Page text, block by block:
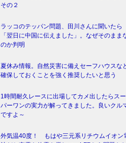
その２
ラッコのテッパン問題、田川さんに聞いたら
「翌日に中国に伝えました」。なぜそのまま
のか判明
夏休み情報。自然災害に備えセーフハウスな
確保しておくことを強く推奨したいと思う
1時間耐久レースに出場してカメ出したらスー
パーワンの実力が解ってきました。良いクル
ですよ～
外気温40度！ もはや三元系リチウムイオン